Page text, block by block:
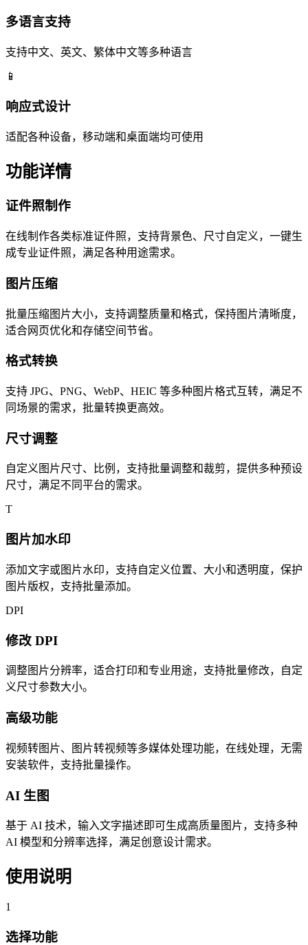
多语言支持
支持中文、英文、繁体中文等多种语言
📱
响应式设计
适配各种设备，移动端和桌面端均可使用
功能详情
证件照制作
在线制作各类标准证件照，支持背景色、尺寸自定义，一键生
成专业证件照，满足各种用途需求。
图片压缩
批量压缩图片大小，支持调整质量和格式，保持图片清晰度，
适合网页优化和存储空间节省。
格式转换
支持 JPG、PNG、WebP、HEIC 等多种图片格式互转，满足不
同场景的需求，批量转换更高效。
尺寸调整
自定义图片尺寸、比例，支持批量调整和裁剪，提供多种预设
尺寸，满足不同平台的需求。
T
图片加水印
添加文字或图片水印，支持自定义位置、大小和透明度，保护
图片版权，支持批量添加。
DPI
修改 DPI
调整图片分辨率，适合打印和专业用途，支持批量修改，自定
义尺寸参数大小。
高级功能
视频转图片、图片转视频等多媒体处理功能，在线处理，无需
安装软件，支持批量操作。
AI 生图
基于 AI 技术，输入文字描述即可生成高质量图片，支持多种
AI 模型和分辨率选择，满足创意设计需求。
使用说明
1
选择功能